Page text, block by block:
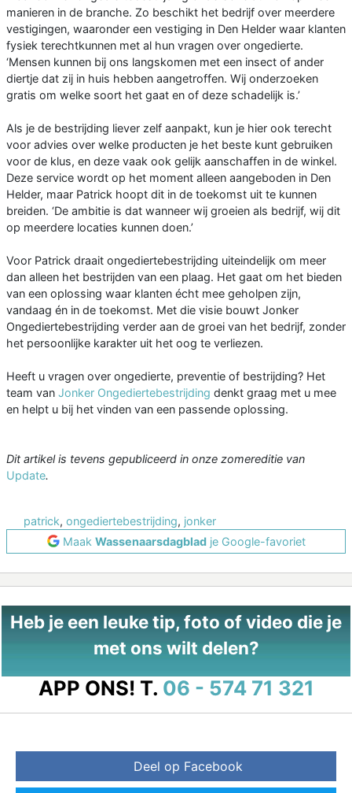
manieren in de branche. Zo beschikt het bedrijf over meerdere
vestigingen, waaronder een vestiging in Den Helder waar klanten
fysiek terechtkunnen met al hun vragen over ongedierte.
‘Mensen kunnen bij ons langskomen met een insect of ander
diertje dat zij in huis hebben aangetroffen. Wij onderzoeken
gratis om welke soort het gaat en of deze schadelijk is.’
Als je de bestrijding liever zelf aanpakt, kun je hier ook terecht
voor advies over welke producten je het beste kunt gebruiken
voor de klus, en deze vaak ook gelijk aanschaffen in de winkel.
Deze service wordt op het moment alleen aangeboden in Den
Helder, maar Patrick hoopt dit in de toekomst uit te kunnen
breiden. ‘De ambitie is dat wanneer wij groeien als bedrijf, wij dit
op meerdere locaties kunnen doen.’
Voor Patrick draait ongediertebestrijding uiteindelijk om meer
dan alleen het bestrijden van een plaag. Het gaat om het bieden
van een oplossing waar klanten écht mee geholpen zijn,
vandaag én in de toekomst. Met die visie bouwt Jonker
Ongediertebestrijding verder aan de groei van het bedrijf, zonder
het persoonlijke karakter uit het oog te verliezen.
Heeft u vragen over ongedierte, preventie of bestrijding? Het
team van Jonker Ongediertebestrijding denkt graag met u mee
en helpt u bij het vinden van een passende oplossing.
Dit artikel is tevens gepubliceerd in onze zomereditie van
Update.
patrick, ongediertebestrijding, jonker
Maak Wassenaarsdagbladje Google-favoriet
Heb je een leuke tip, foto of video die je
met ons wilt delen?
APP ONS! T. 06 - 574 71 321
Deel op Facebook